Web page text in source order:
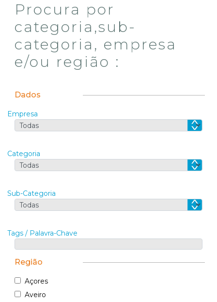
Procura por
categoria,sub-
categoria, empresa
e/ou região :
Dados
Empresa
Categoria
Sub-Categoria
Tags / Palavra-Chave
Região
Açores
Aveiro